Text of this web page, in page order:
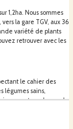
1,2ha. Nous sommes
la gare TGV, aux 36
variété de plants
retrouver avec les
le cahier des
légumes sains,
notre sol avec de
pour y